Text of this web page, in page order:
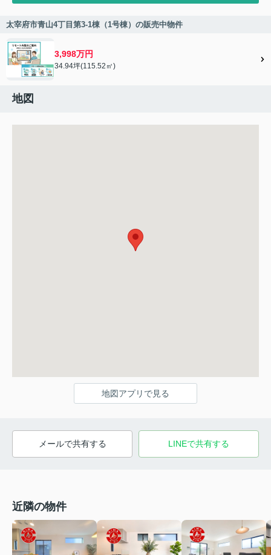
太宰府市青山4丁目第3-1棟（1号棟）の販売中物件
3,998万円
34.94坪(115.52㎡)
地図
地図アプリで見る
メールで共有する LINEで共有する
近隣の物件